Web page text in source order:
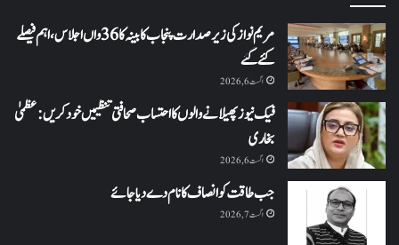
مریم نواز کی زیر صدارت پنجاب کابینہ کا 36واں اجلاس،اہم فیصلے
کئے گئے
اگست 6, 2026
فیک نیوز پھیلانے والوں کا احتساب صحافتی تنظیمیں خود کریں: عظمیٰ
بخاری
اگست 6, 2026
جب طاقت کو انصاف کا نام دے دیا جائے
اگست 7, 2026